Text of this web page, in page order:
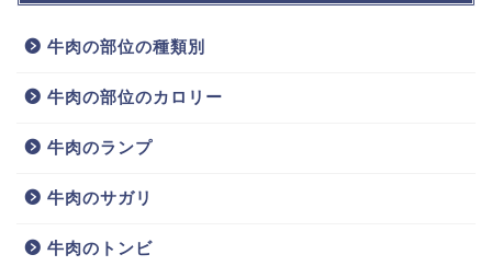
牛肉の部位の種類別
牛肉の部位のカロリー
牛肉のランプ
牛肉のサガリ
牛肉のトンビ